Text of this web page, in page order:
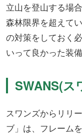
立山を登山する場
森林限界を超えて
の対策をしておく
いって良かった装
SWANS(ス
スワンズからリリ
ブ」は、フレーム